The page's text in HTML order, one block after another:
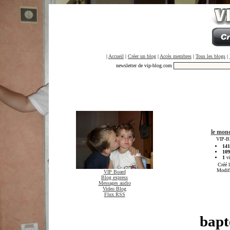
| Accueil | Créer un blog | Accès membres | Tous les blogs |
newsletter de vip-blog.com
VIP Board
Blog express
Messages audio
Video Blog
Flux RSS
le
VIP-
1
Créé